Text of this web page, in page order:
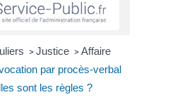
> Justice > Affaire
par procès-verbal
sont les règles ?